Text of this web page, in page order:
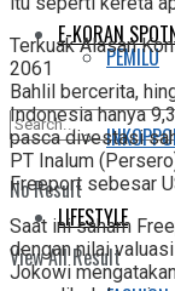
E-KORAN
No Result
View All Result
PEMILU
LIFESTYLE
Terkuak Alasan
2061
Bahlil bercerita,
Indonesia hanya
pasca divestasi
PT Inalum
Freeport sebesar
Saat ini saham
dengan nilai
Jokowi